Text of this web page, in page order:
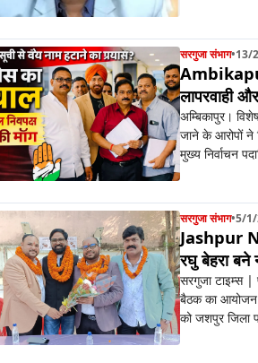
सरगुजा संभाग•13/
Ambikapur
लापरवाही
अम्बिकापुर।
जाने के आरोपों ने
मुख्य निर्वाचन
सरगुजा संभाग•5/
Jashpur
रघु बेहरा बने
सरगुजा टाइम्स
बैठक का आयोजन
को जशपुर जिला